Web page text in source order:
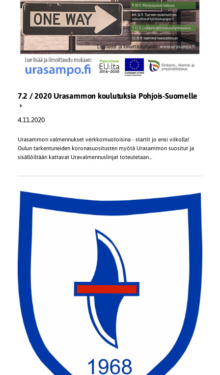
7.2 / 2020 Urasammon koulutuksia Pohjois-Suomelle
4.11.2020
Urasammon valmennukset verkkomuotoisina - startit jo ensi viikolla!
Oulun tarkentuneiden koronasuositusten myötä Urasammon suositut ja
sisällöiltään kattavat Uravalmennuslinjat toteutetaan…